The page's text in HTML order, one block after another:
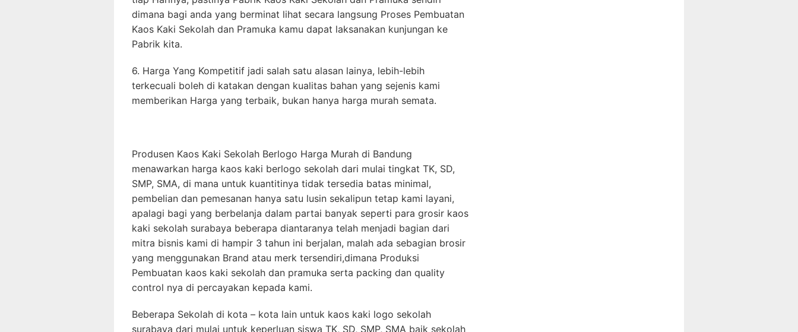
dimana bagi anda yang berminat lihat secara langsung Proses Pembuatan
Kaos Kaki Sekolah dan Pramuka kamu dapat laksanakan kunjungan ke
Pabrik kita.
6. Harga Yang Kompetitif jadi salah satu alasan lainya, lebih-lebih
terkecuali boleh di katakan dengan kualitas bahan yang sejenis kami
memberikan Harga yang terbaik, bukan hanya harga murah semata.
Produsen Kaos Kaki Sekolah Berlogo Harga Murah di Bandung
menawarkan harga kaos kaki berlogo sekolah dari mulai tingkat TK, SD,
SMP, SMA, di mana untuk kuantitinya tidak tersedia batas minimal,
pembelian dan pemesanan hanya satu lusin sekalipun tetap kami layani,
apalagi bagi yang berbelanja dalam partai banyak seperti para grosir kaos
kaki sekolah surabaya beberapa diantaranya telah menjadi bagian dari
mitra bisnis kami di hampir 3 tahun ini berjalan, malah ada sebagian brosir
yang menggunakan Brand atau merk tersendiri,dimana Produksi
Pembuatan kaos kaki sekolah dan pramuka serta packing dan quality
control nya di percayakan kepada kami.
Beberapa Sekolah di kota – kota lain untuk kaos kaki logo sekolah
surabaya dari mulai untuk keperluan siswa TK, SD, SMP, SMA baik sekolah